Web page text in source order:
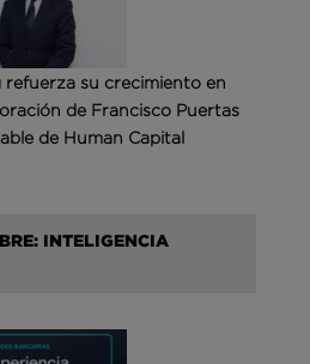
su crecimiento en
de Francisco Puertas
de Human Capital
INTELIGENCIA